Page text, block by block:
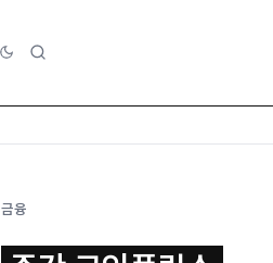
금융